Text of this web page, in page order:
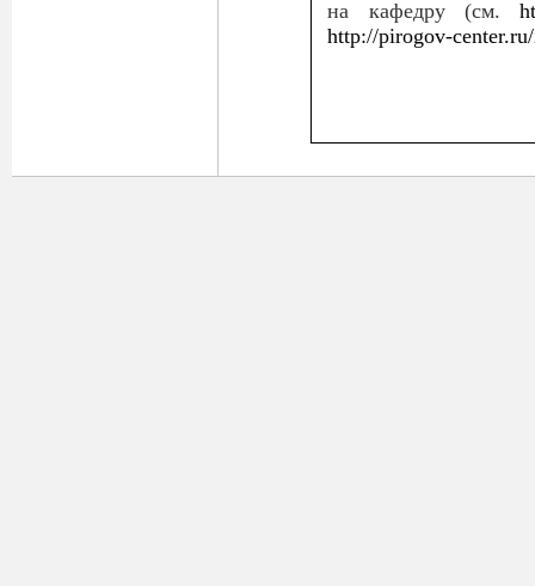
на кафедру (см.
http://pirogov-